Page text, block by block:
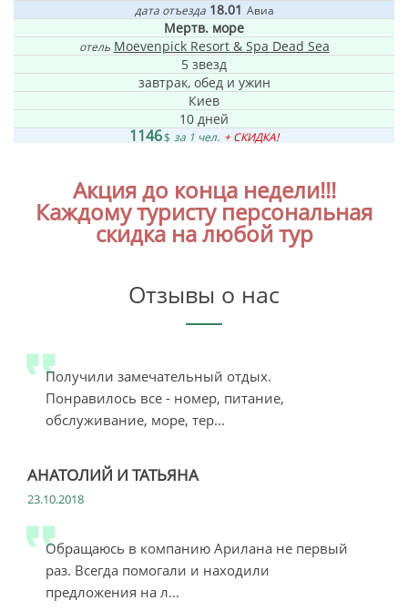
дата отъезда 18.01 Авиа
Мертв. море
отель Moevenpick Resort & Spa Dead Sea
5 звезд
завтрак, обед и ужин
Киев
10 дней
1146$ за 1 чел. + СКИДКА!
Акция до конца недели!!!
Каждому туристу персональная
скидка на любой тур
Отзывы о нас
Получили замечательный отдых.
Понравилось все - номер, питание,
обслуживание, море, тер...
АНАТОЛИЙ И ТАТЬЯНА
23.10.2018
Обращаюсь в компанию Арилана не первый
раз. Всегда помогали и находили
предложения на л...